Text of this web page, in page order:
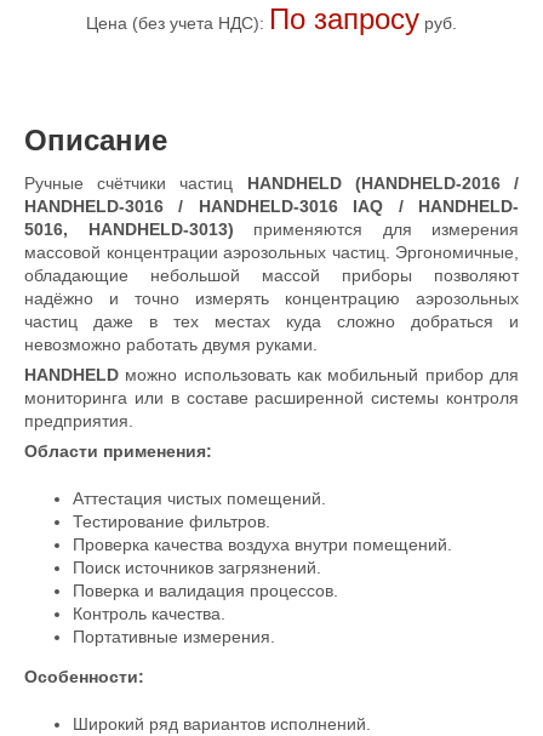
Цена (без учета НДС): По запросу руб.
Описание
Ручные счётчики частиц HANDHELD (HANDHELD-2016 /
HANDHELD-3016 / HANDHELD-3016 IAQ / HANDHELD-
5016, HANDHELD-3013) применяются для измерения
массовой концентрации аэрозольных частиц. Эргономичные,
обладающие небольшой массой приборы позволяют
надёжно и точно измерять концентрацию аэрозольных
частиц даже в тех местах куда сложно добраться и
невозможно работать двумя руками.
HANDHELD можно использовать как мобильный прибор для
мониторинга или в составе расширенной системы контроля
предприятия.
Области применения:
Аттестация чистых помещений.
Тестирование фильтров.
Проверка качества воздуха внутри помещений.
Поиск источников загрязнений.
Поверка и валидация процессов.
Контроль качества.
Портативные измерения.
Особенности:
Широкий ряд вариантов исполнений.